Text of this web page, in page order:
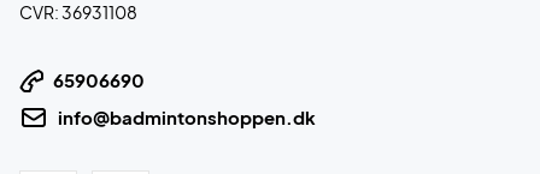
CVR: 36931108
65906690
info@badmintonshoppen.dk